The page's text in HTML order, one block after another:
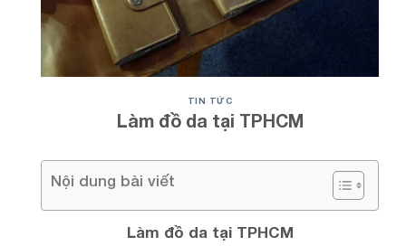
TIN TỨC
Làm đồ da tại TPHCM
Nội dung bài viết
Làm đồ da tại TPHCM